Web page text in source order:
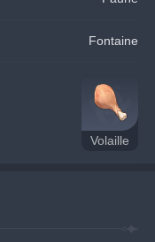
Fontaine
Volaille